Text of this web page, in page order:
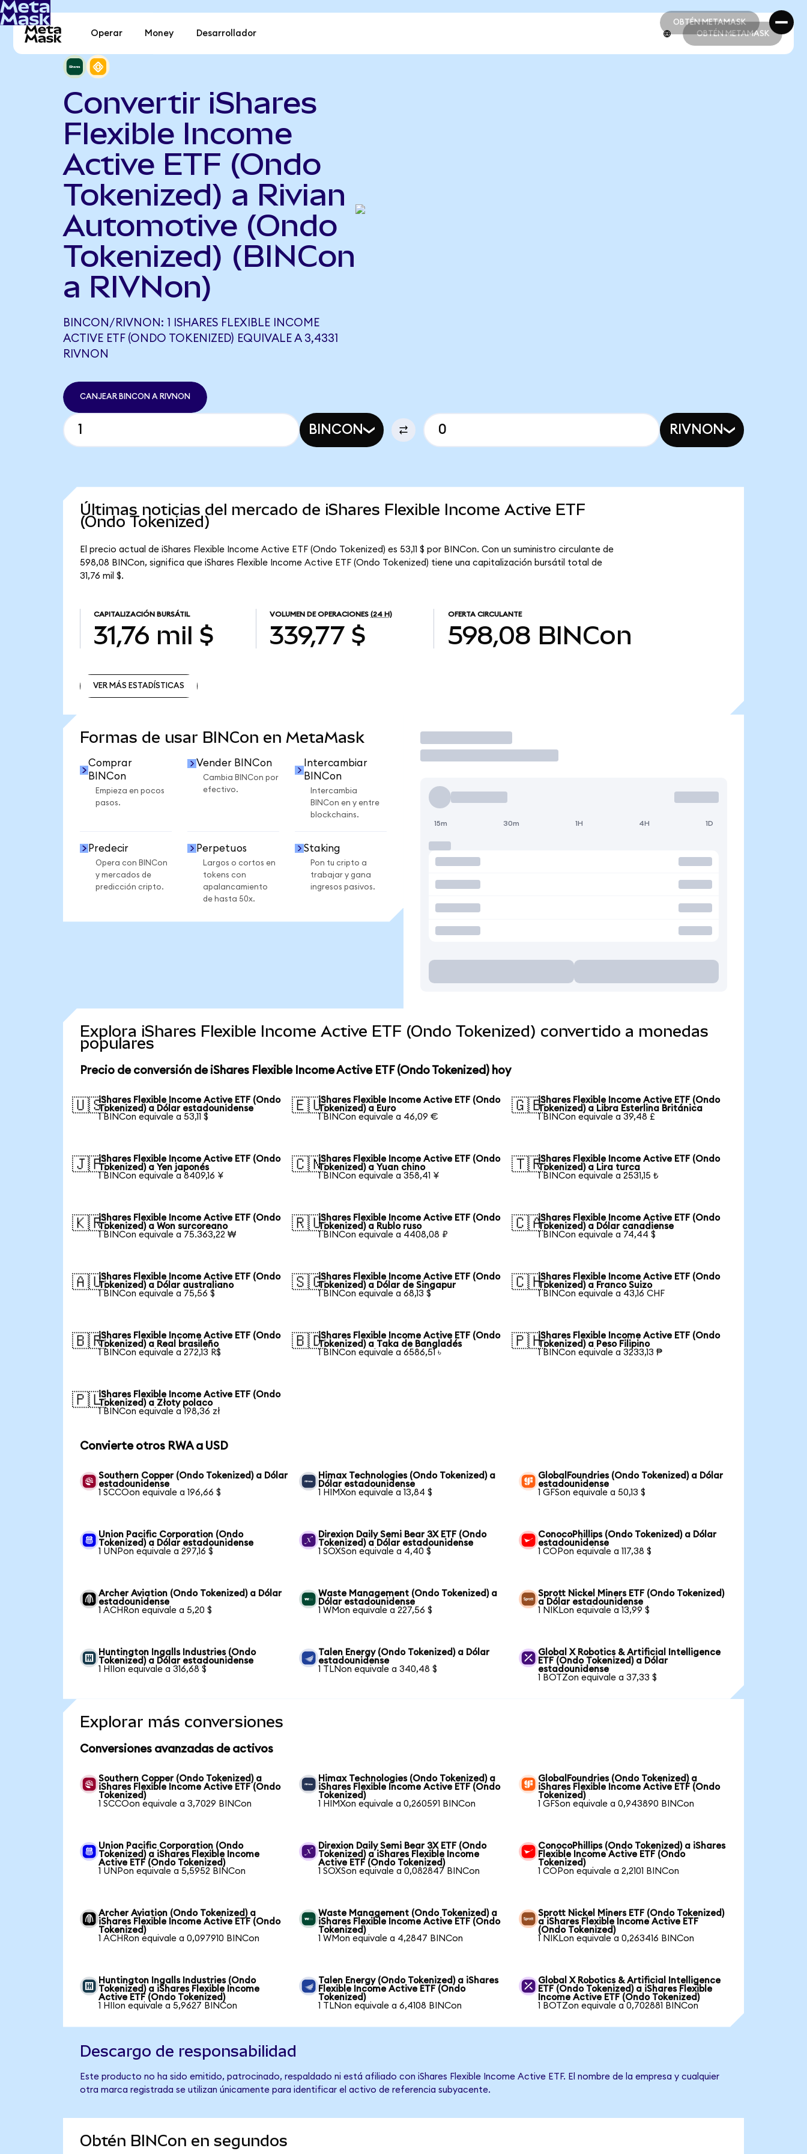
OBTÉN METAMASK
OBTÉN METAMASK
Operar Money Desarrollador OBTÉN METAMASK
Convertir iShares
Flexible Income
Active ETF (Ondo
Tokenized) a Rivian
Automotive (Ondo
Tokenized) (BINCon
a RIVNon)
BINCON/RIVNON: 1 ISHARES FLEXIBLE INCOME
ACTIVE ETF (ONDO TOKENIZED) EQUIVALE A 3,4331
RIVNON
CANJEAR BINCON A RIVNON
BINCON RIVNON
Últimas noticias del mercado de iShares Flexible Income Active ETF
(Ondo Tokenized)
El precio actual de iShares Flexible Income Active ETF (Ondo Tokenized) es 53,11 $ por BINCon. Con un suministro circulante de
598,08 BINCon, significa que iShares Flexible Income Active ETF (Ondo Tokenized) tiene una capitalización bursátil total de
31,76 mil $.
CAPITALIZACIÓN BURSÁTIL
31,76 mil $
VOLUMEN DE OPERACIONES (24 H)
339,77 $
OFERTA CIRCULANTE
598,08 BINCon
VER MÁS ESTADÍSTICAS
Formas de usar BINCon en MetaMask
Comprar
BINCon
Empieza en pocos
pasos.
Vender BINCon
Cambia BINCon por
efectivo.
Intercambiar
BINCon
Intercambia
BINCon en y entre
blockchains.
Predecir
Opera con BINCon
y mercados de
predicción cripto.
Perpetuos
Largos o cortos en
tokens con
apalancamiento
de hasta 50x.
Staking
Pon tu cripto a
trabajar y gana
ingresos pasivos.
Operar
15m 30m 1H 4H 1D
Explora iShares Flexible Income Active ETF (Ondo Tokenized) convertido a monedas
populares
Precio de conversión de iShares Flexible Income Active ETF (Ondo Tokenized) hoy
🇺🇸iShares Flexible Income Active ETF (Ondo
Tokenized) a Dólar estadounidense
1 BINCon equivale a 53,11 $
🇪🇺iShares Flexible Income Active ETF (Ondo
Tokenized) a Euro
1 BINCon equivale a 46,09 €
🇬🇧iShares Flexible Income Active ETF (Ondo
Tokenized) a Libra Esterlina Británica
1 BINCon equivale a 39,48 £
🇯🇵iShares Flexible Income Active ETF (Ondo
Tokenized) a Yen japonés
1 BINCon equivale a 8409,16 ¥
🇨🇳iShares Flexible Income Active ETF (Ondo
Tokenized) a Yuan chino
1 BINCon equivale a 358,41 ¥
🇹🇷iShares Flexible Income Active ETF (Ondo
Tokenized) a Lira turca
1 BINCon equivale a 2531,15 ₺
🇰🇷iShares Flexible Income Active ETF (Ondo
Tokenized) a Won surcoreano
1 BINCon equivale a 75.363,22 ₩
🇷🇺iShares Flexible Income Active ETF (Ondo
Tokenized) a Rublo ruso
1 BINCon equivale a 4408,08 ₽
🇨🇦iShares Flexible Income Active ETF (Ondo
Tokenized) a Dólar canadiense
1 BINCon equivale a 74,44 $
🇦🇺iShares Flexible Income Active ETF (Ondo
Tokenized) a Dólar australiano
1 BINCon equivale a 75,56 $
🇸🇬iShares Flexible Income Active ETF (Ondo
Tokenized) a Dólar de Singapur
1 BINCon equivale a 68,13 $
🇨🇭iShares Flexible Income Active ETF (Ondo
Tokenized) a Franco Suizo
1 BINCon equivale a 43,16 CHF
🇧🇷iShares Flexible Income Active ETF (Ondo
Tokenized) a Real brasileño
1 BINCon equivale a 272,13 R$
🇧🇩iShares Flexible Income Active ETF (Ondo
Tokenized) a Taka de Bangladés
1 BINCon equivale a 6586,51 ৳
🇵🇭iShares Flexible Income Active ETF (Ondo
Tokenized) a Peso Filipino
1 BINCon equivale a 3233,13 ₱
🇵🇱iShares Flexible Income Active ETF (Ondo
Tokenized) a Złoty polaco
1 BINCon equivale a 198,36 zł
Convierte otros RWA a USD
Southern Copper (Ondo Tokenized) a Dólar
estadounidense
1 SCCOon equivale a 196,66 $
Himax Technologies (Ondo Tokenized) a
Dólar estadounidense
1 HIMXon equivale a 13,84 $
GlobalFoundries (Ondo Tokenized) a Dólar
estadounidense
1 GFSon equivale a 50,13 $
Union Pacific Corporation (Ondo
Tokenized) a Dólar estadounidense
1 UNPon equivale a 297,16 $
Direxion Daily Semi Bear 3X ETF (Ondo
Tokenized) a Dólar estadounidense
1 SOXSon equivale a 4,40 $
ConocoPhillips (Ondo Tokenized) a Dólar
estadounidense
1 COPon equivale a 117,38 $
Archer Aviation (Ondo Tokenized) a Dólar
estadounidense
1 ACHRon equivale a 5,20 $
Waste Management (Ondo Tokenized) a
Dólar estadounidense
1 WMon equivale a 227,56 $
Sprott Nickel Miners ETF (Ondo Tokenized)
a Dólar estadounidense
1 NIKLon equivale a 13,99 $
Huntington Ingalls Industries (Ondo
Tokenized) a Dólar estadounidense
1 HIIon equivale a 316,68 $
Talen Energy (Ondo Tokenized) a Dólar
estadounidense
1 TLNon equivale a 340,48 $
Global X Robotics & Artificial Intelligence
ETF (Ondo Tokenized) a Dólar
estadounidense
1 BOTZon equivale a 37,33 $
Explorar más conversiones
Conversiones avanzadas de activos
Southern Copper (Ondo Tokenized) a
iShares Flexible Income Active ETF (Ondo
Tokenized)
1 SCCOon equivale a 3,7029 BINCon
Himax Technologies (Ondo Tokenized) a
iShares Flexible Income Active ETF (Ondo
Tokenized)
1 HIMXon equivale a 0,260591 BINCon
GlobalFoundries (Ondo Tokenized) a
iShares Flexible Income Active ETF (Ondo
Tokenized)
1 GFSon equivale a 0,943890 BINCon
Union Pacific Corporation (Ondo
Tokenized) a iShares Flexible Income
Active ETF (Ondo Tokenized)
1 UNPon equivale a 5,5952 BINCon
Direxion Daily Semi Bear 3X ETF (Ondo
Tokenized) a iShares Flexible Income
Active ETF (Ondo Tokenized)
1 SOXSon equivale a 0,082847 BINCon
ConocoPhillips (Ondo Tokenized) a iShares
Flexible Income Active ETF (Ondo
Tokenized)
1 COPon equivale a 2,2101 BINCon
Archer Aviation (Ondo Tokenized) a
iShares Flexible Income Active ETF (Ondo
Tokenized)
1 ACHRon equivale a 0,097910 BINCon
Waste Management (Ondo Tokenized) a
iShares Flexible Income Active ETF (Ondo
Tokenized)
1 WMon equivale a 4,2847 BINCon
Sprott Nickel Miners ETF (Ondo Tokenized)
a iShares Flexible Income Active ETF
(Ondo Tokenized)
1 NIKLon equivale a 0,263416 BINCon
Huntington Ingalls Industries (Ondo
Tokenized) a iShares Flexible Income
Active ETF (Ondo Tokenized)
1 HIIon equivale a 5,9627 BINCon
Talen Energy (Ondo Tokenized) a iShares
Flexible Income Active ETF (Ondo
Tokenized)
1 TLNon equivale a 6,4108 BINCon
Global X Robotics & Artificial Intelligence
ETF (Ondo Tokenized) a iShares Flexible
Income Active ETF (Ondo Tokenized)
1 BOTZon equivale a 0,702881 BINCon
Descargo de responsabilidad
Este producto no ha sido emitido, patrocinado, respaldado ni está afiliado con iShares Flexible Income Active ETF. El nombre de la empresa y cualquier
otra marca registrada se utilizan únicamente para identificar el activo de referencia subyacente.
Obtén BINCon en segundos